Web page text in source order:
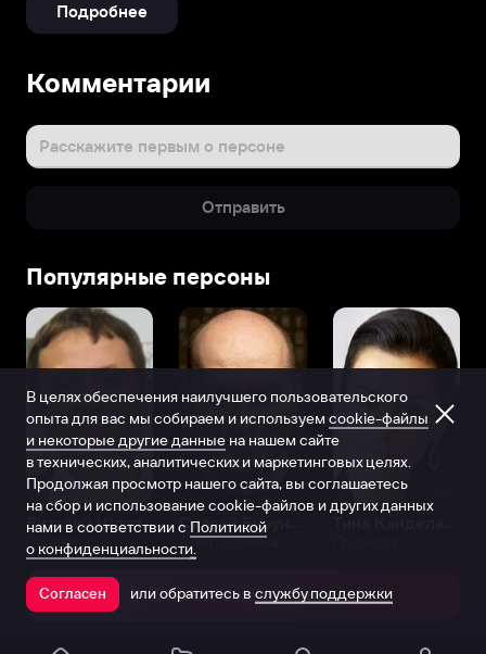
Подробнее
Комментарии
Расскажите первым о персоне
Отправить
Популярные персоны
Виталий Шляппо
Продюсер Актёр дубляжа
Открыть в приложении
В целях обеспечения наилучшего пользовательского
опыта для вас мы собираем и используем cookie-файлы
и некоторые другие данные на нашем сайте
в технических, аналитических и маркетинговых целях.
Продолжая просмотр нашего сайта, вы соглашаетесь
на сбор и использование cookie-файлов и других данных
нами в соответствии с Политикой
о конфиденциальности.
Согласен или обратитесь в службу поддержки